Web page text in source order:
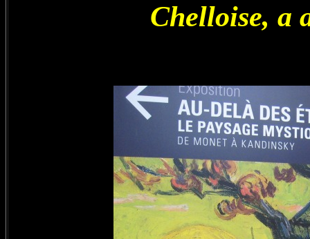
Chelloise, a